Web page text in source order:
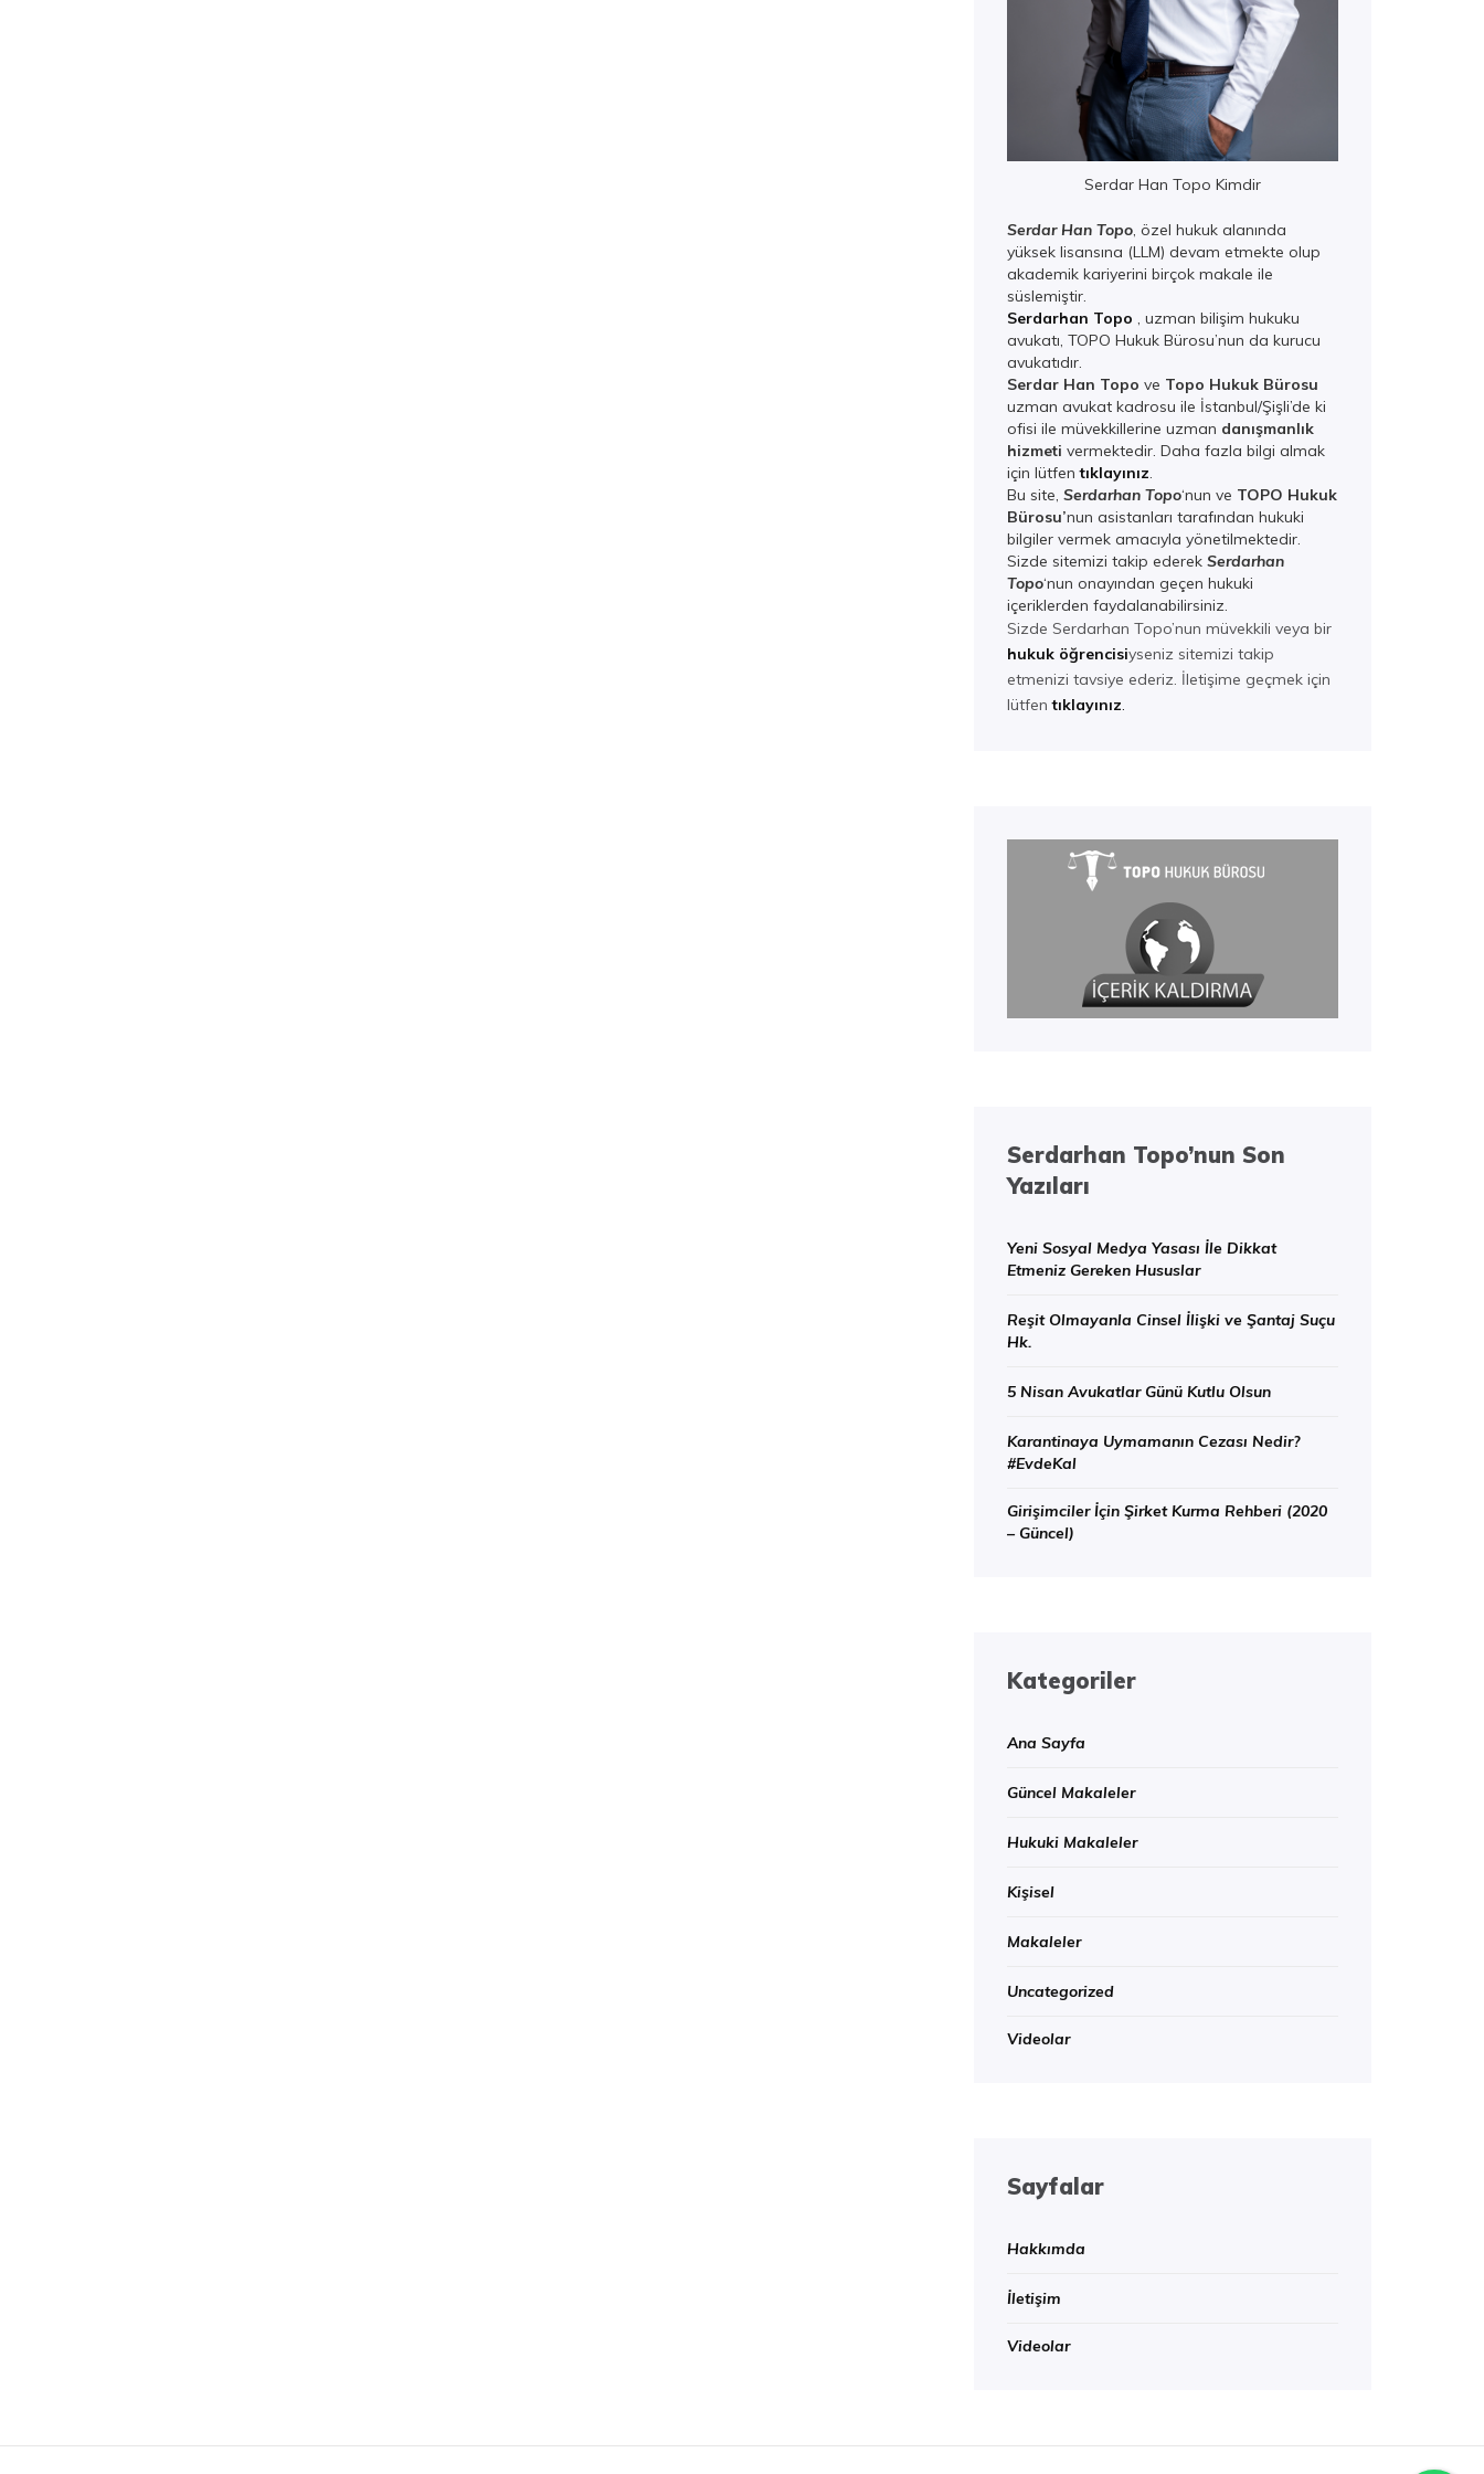
Serdar Han Topo Kimdir
Serdar Han Topo, özel hukuk alanında
yüksek lisansına (LLM) devam etmekte olup
akademik kariyerini birçok makale ile
süslemiştir.
Serdarhan Topo , uzman bilişim hukuku
avukatı, TOPO Hukuk Bürosu’nun da kurucu
avukatıdır.
Serdar Han Topo ve Topo Hukuk Bürosu
uzman avukat kadrosu ile İstanbul/Şişli’de ki
ofisi ile müvekkillerine uzman danışmanlık
hizmeti vermektedir. Daha fazla bilgi almak
için lütfentıklayınız.
Bu site, Serdarhan Topo‘nun ve TOPO Hukuk
Bürosu’nun asistanları tarafından hukuki
bilgiler vermek amacıyla yönetilmektedir.
Sizde sitemizi takip ederek Serdarhan
Topo‘nun onayından geçen hukuki
içeriklerden faydalanabilirsiniz.
Sizde Serdarhan Topo’nun müvekkili veya bir
hukuk öğrencisiyseniz sitemizi takip
etmenizi tavsiye ederiz. İletişime geçmek için
lütfentıklayınız.
Serdarhan Topo’nun Son
Yazıları
Yeni Sosyal Medya Yasası İle Dikkat
Etmeniz Gereken Hususlar
Reşit Olmayanla Cinsel İlişki ve Şantaj Suçu
Hk.
5 Nisan Avukatlar Günü Kutlu Olsun
Karantinaya Uymamanın Cezası Nedir?
#EvdeKal
Girişimciler İçin Şirket Kurma Rehberi (2020
– Güncel)
Kategoriler
Ana Sayfa
Güncel Makaleler
Hukuki Makaleler
Kişisel
Makaleler
Uncategorized
Videolar
Sayfalar
Hakkımda
İletişim
Videolar